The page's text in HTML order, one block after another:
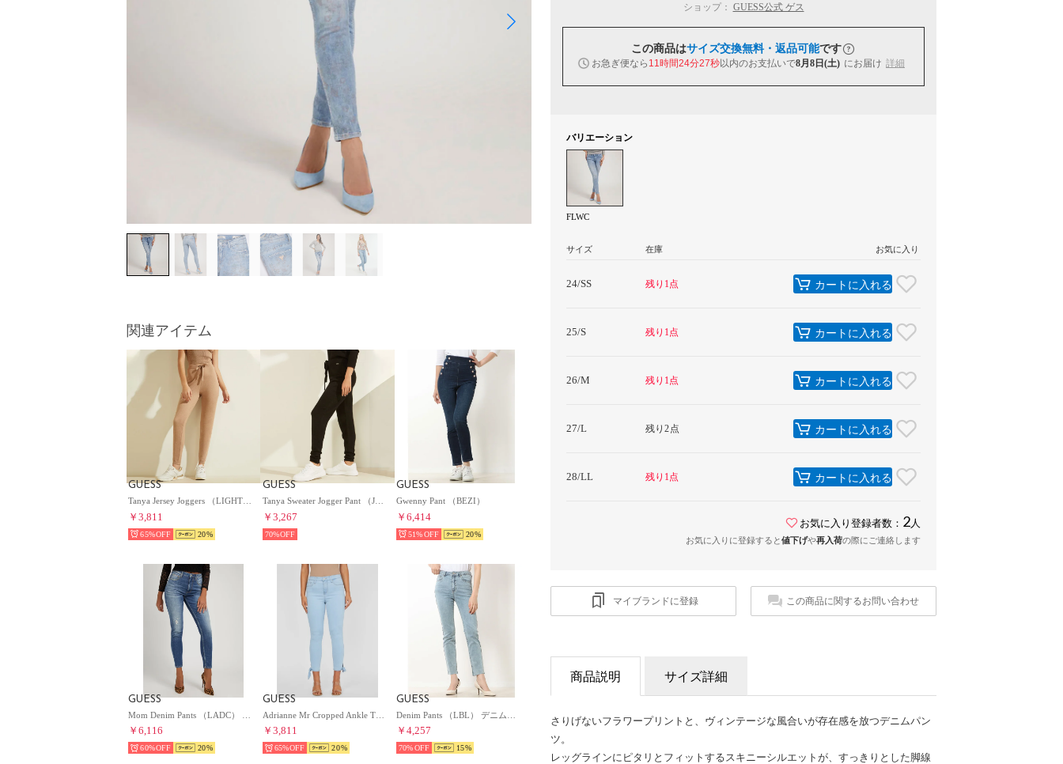
関連アイテム
GUESS
￥3,811
65% 20
GUESS
Tanya Sweater Jogger Pant （JET BLACK）
￥3,267
70%
GUESS
Gwenny Pant （BEZI）
￥6,414
51% 20
GUESS
￥6,116
60% 20
GUESS
Adrianne Mr Cropped Ankle Tie （LWA）
￥3,811
65% 20
GUESS
￥4,257
70% 15
ショップ： GUESS公式 ゲス
この商品はサイズ交換無料・返品可能です
お急ぎ便なら 11時間24分26秒以内のお支払いで8月8日(土) にお届け 詳細
バリエーション
FLWC
サイズ 在庫 お気に入り
24/SS 残り1点 カートに入れる
25/S 残り1点 カートに入れる
26/M 残り1点 カートに入れる
27/L 残り2点 カートに入れる
28/LL 残り1点 カートに入れる
お気に入り登録者数： 2 人
お気に入りに登録すると値下げや再入荷の際にご連絡します
マイブランドに登録 この商品に関するお問い合わせ
商品説明 サイズ詳細
さりげないフラワープリントと、ヴィンテージな風合いが存在感を放つデニムパン
ツ。
レッグラインにピタリとフィットするスキニーシルエットが、すっきりとした脚線